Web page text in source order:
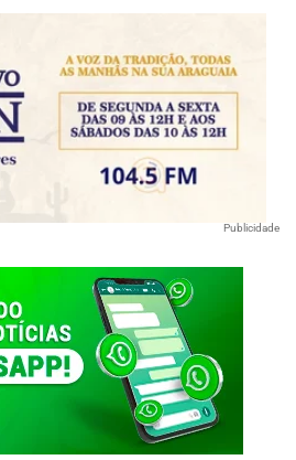
Publicidade